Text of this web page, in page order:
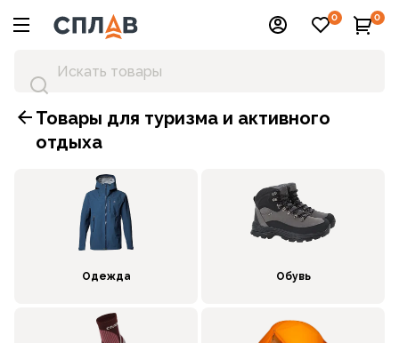
0 0
Товары для туризма и активного
отдыха
Одежда Обувь